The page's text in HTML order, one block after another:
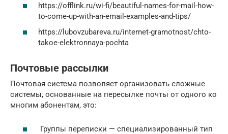
https://offlink.ru/wi-fi/beautiful-names-for-mail-how-
to-come-up-with-an-email-examples-and-tips/
https://lubovzubareva.ru/internet-gramotnost/chto-
takoe-elektronnaya-pochta
Почтовые рассылки
Почтовая система позволяет организовать сложные
системы, основанные на пересылке почты от одного ко
многим абонентам, это:
Группы переписки — специализированный тип